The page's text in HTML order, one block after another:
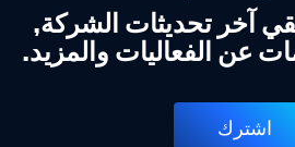
آخر تحديثات الشركة,
عن الفعاليات والمزيد.
اشترك